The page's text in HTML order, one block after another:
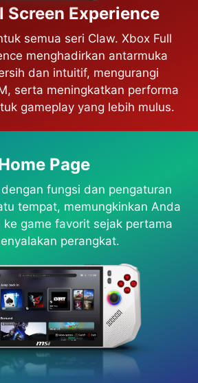
Screen Experience
semua seri Claw. Xbox Full
menghadirkan antarmuka
dan intuitif, mengurangi
serta meningkatkan performa
gameplay yang lebih mulus.
Page
fungsi dan pengaturan
tempat, memungkinkan Anda
ke game favorit sejak pertama
perangkat.